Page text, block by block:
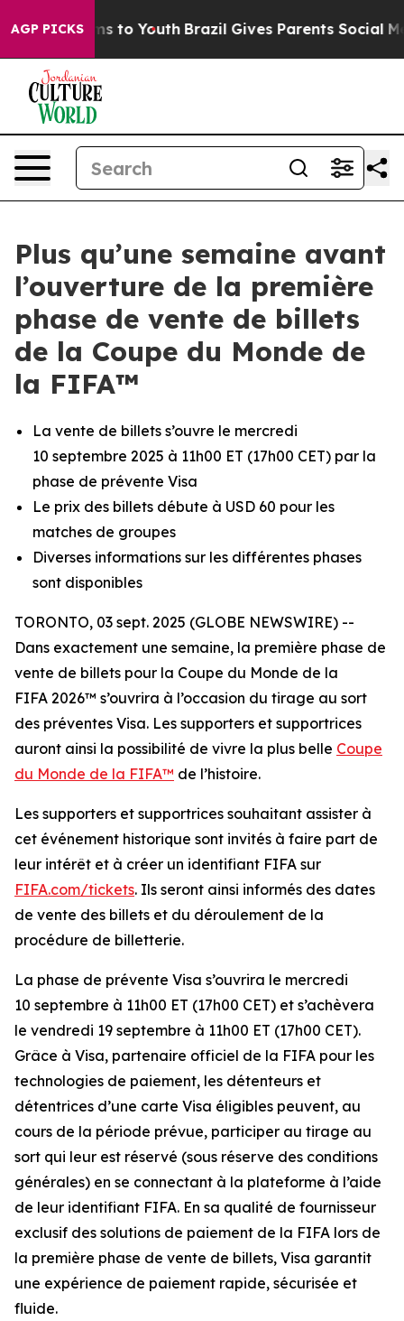
AGP PICKS
Harms to Youth Brazil Gives Parents Social Media
Plus qu’une semaine avant
l’ouverture de la première
phase de vente de billets
de la Coupe du Monde de
la FIFA™
La vente de billets s’ouvre le mercredi
10 septembre 2025 à 11h00 ET (17h00 CET) par la
phase de prévente Visa
Le prix des billets débute à USD 60 pour les
matches de groupes
Diverses informations sur les différentes phases
sont disponibles
TORONTO, 03 sept. 2025 (GLOBE NEWSWIRE) --
Dans exactement une semaine, la première phase de
vente de billets pour la Coupe du Monde de la
FIFA 2026™ s’ouvrira à l’occasion du tirage au sort
des préventes Visa. Les supporters et supportrices
auront ainsi la possibilité de vivre la plus belle Coupe
du Monde de la FIFA™ de l’histoire.
Les supporters et supportrices souhaitant assister à
cet événement historique sont invités à faire part de
leur intérêt et à créer un identifiant FIFA sur
FIFA.com/tickets. Ils seront ainsi informés des dates
de vente des billets et du déroulement de la
procédure de billetterie.
La phase de prévente Visa s’ouvrira le mercredi
10 septembre à 11h00 ET (17h00 CET) et s’achèvera
le vendredi 19 septembre à 11h00 ET (17h00 CET).
Grâce à Visa, partenaire officiel de la FIFA pour les
technologies de paiement, les détenteurs et
détentrices d’une carte Visa éligibles peuvent, au
cours de la période prévue, participer au tirage au
sort qui leur est réservé (sous réserve des conditions
générales) en se connectant à la plateforme à l’aide
de leur identifiant FIFA. En sa qualité de fournisseur
exclusif des solutions de paiement de la FIFA lors de
la première phase de vente de billets, Visa garantit
une expérience de paiement rapide, sécurisée et
fluide.